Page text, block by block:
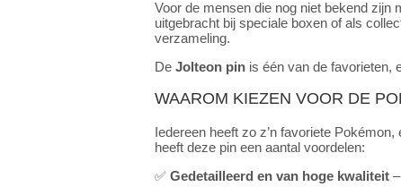
Voor de mensen die nog niet bekend zijn
uitgebracht bij speciale boxen of als
verzameling.
De Jolteon pin is één van de favorieten,
WAAROM KIEZEN VOOR DE
Iedereen heeft zo z’n favoriete Pokémon,
heeft deze pin een aantal voordelen:
✅ Gedetailleerd en van hoge kwaliteit